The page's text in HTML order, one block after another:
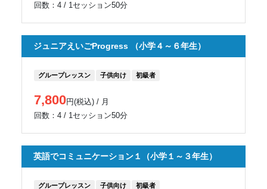
回数：4 / 1セッション50分
ジュニアえいごProgress （小学４～６年生）
グループレッスン 子供向け 初級者
7,800円(税込) / 月
回数：4 / 1セッション50分
英語でコミュニケーション１（小学１～３年生）
グループレッスン 子供向け 初級者